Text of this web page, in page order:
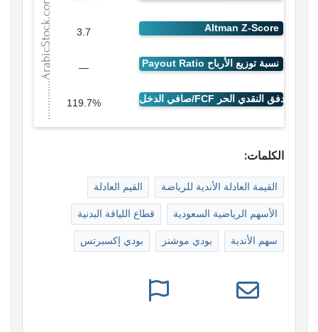
3.7
—
119.7%
الكلمات:
القيمة العادلة الأندية للرياضة القيم العادلة
الأسهم الرياضية السعودية قطاع اللياقة البدنية
سهم الأندية بودي موشنز بودي إكسبرتس